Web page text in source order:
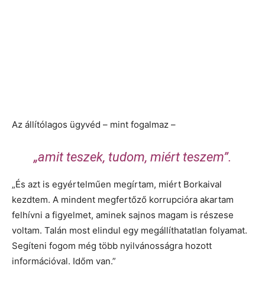
Az állítólagos ügyvéd – mint fogalmaz –
„amit teszek, tudom, miért teszem”.
„És azt is egyértelműen megírtam, miért Borkaival
kezdtem. A mindent megfertőző korrupcióra akartam
felhívni a figyelmet, aminek sajnos magam is részese
voltam. Talán most elindul egy megállíthatatlan folyamat.
Segíteni fogom még több nyilvánosságra hozott
információval. Időm van.”